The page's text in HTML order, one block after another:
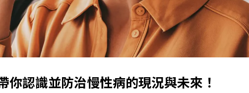
你認識並防治慢性病的現況與未來！